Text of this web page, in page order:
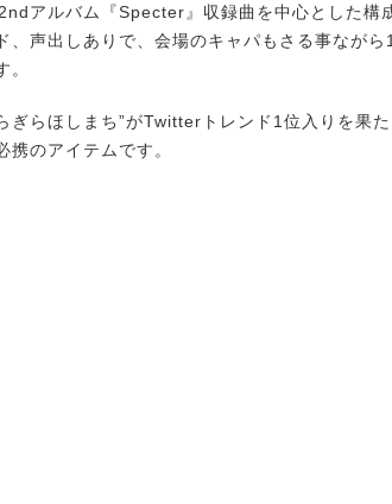
アルバム『Specter』収録曲を中心とした構
、声出しありで、会場のキャパもさる事ながら
らほしまち”がTwitterトレンド1位入りを果た
のアイテムです。